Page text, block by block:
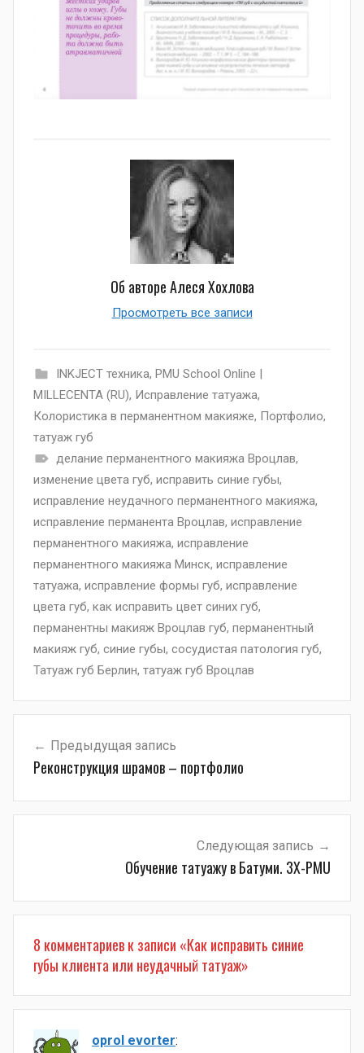
Об автореАлеся Хохлова
Просмотреть все записи
INKJECT техника, PMU School Online |
MILLECENTA (RU), Исправление татуажа,
Колористика в перманентном макияже, Портфолио,
татуаж губ
делание перманентного макияжа Вроцлав,
изменение цвета губ, исправить синие губы,
исправление неудачного перманентного макияжа,
исправление перманента Вроцлав, исправление
перманентного макияжа, исправление
перманентного макияжа Минск, исправление
татуажа, исправление формы губ, исправление
цвета губ, как исправить цвет синих губ,
перманентны макияж Вроцлав губ, перманентный
макияж губ, синие губы, сосудистая патология губ,
Татуаж губ Берлин, татуаж губ Вроцлав
по
Предыдущая запись
Реконструкция шрамов – портфолио
Следующая запись
Обучение татуажу в Батуми. 3Х-PMU
8 комментариев к записи «Как исправить синие
губы клиента или неудачный татуаж»
oprol evorter: